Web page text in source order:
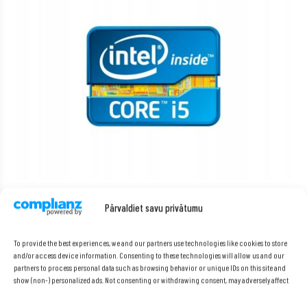
Pārvaldiet savu privātumu
To provide the best experiences, we and our partners use technologies like cookies to store
and/or access device information. Consenting to these technologies will allow us and our
partners to process personal data such as browsing behavior or unique IDs on this site and
show (non-) personalized ads. Not consenting or withdrawing consent, may adversely affect
Procesors Intel Core i5-4570 –
jaudība un ātrums vienā.
Ar Core i5 procesoriem uzlabosi darbības dinamiku, ātri
atverot failus un programmas, kā arī bez problēmām ātri